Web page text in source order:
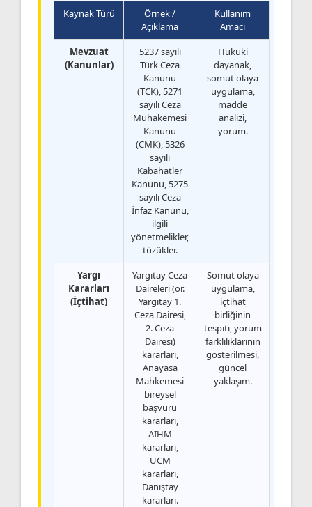
Kaynak Türü
Örnek /
Açıklama
Kullanım
Amacı
Mevzuat
(Kanunlar)
5237 sayılı
Türk Ceza
Kanunu
(TCK), 5271
sayılı Ceza
Muhakemesi
Kanunu
(CMK), 5326
sayılı
Kabahatler
Kanunu, 5275
sayılı Ceza
İnfaz Kanunu,
ilgili
yönetmelikler,
tüzükler.
Hukuki
dayanak,
somut olaya
uygulama,
madde
analizi,
yorum.
Yargı
Kararları
(İçtihat)
Yargıtay Ceza
Daireleri (ör.
Yargıtay 1.
Ceza Dairesi,
2. Ceza
Dairesi)
kararları,
Anayasa
Mahkemesi
bireysel
başvuru
kararları,
AİHM
kararları,
UCM
kararları,
Danıştay
kararları.
Somut olaya
uygulama,
içtihat
birliğinin
tespiti, yorum
farklılıklarının
gösterilmesi,
güncel
yaklaşım.